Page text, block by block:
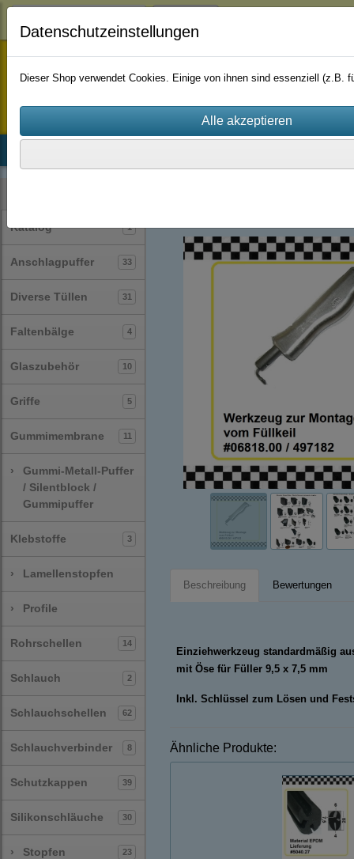
staufenbiel-berlin
Katalog 1
Anschlagpuffer 33
Diverse Tüllen 31
Faltenbälge 4
Glaszubehör 10
Griffe 5
Gummimembrane 11
›
Gummi-Metall-Puffer
/ Silentblock /
Gummipuffer
Klebstoffe 3
› Lamellenstopfen
› Profile
Rohrschellen 14
Schlauch 2
Schlauchschellen 62
Schlauchverbinder 8
Schutzkappen 39
Silikonschläuche 30
› Stopfen 23
Beschreibung Bewertungen
Einziehwerkzeug standardmäßig
mit Öse für Füller 9,5 x 7,5 mm
Inkl. Schlüssel zum Lösen und
Ähnliche Produkte:
Datenschutzeinstellungen
Dieser Shop verwendet Cookies. Einige von ihnen sind essenziell (z.B.